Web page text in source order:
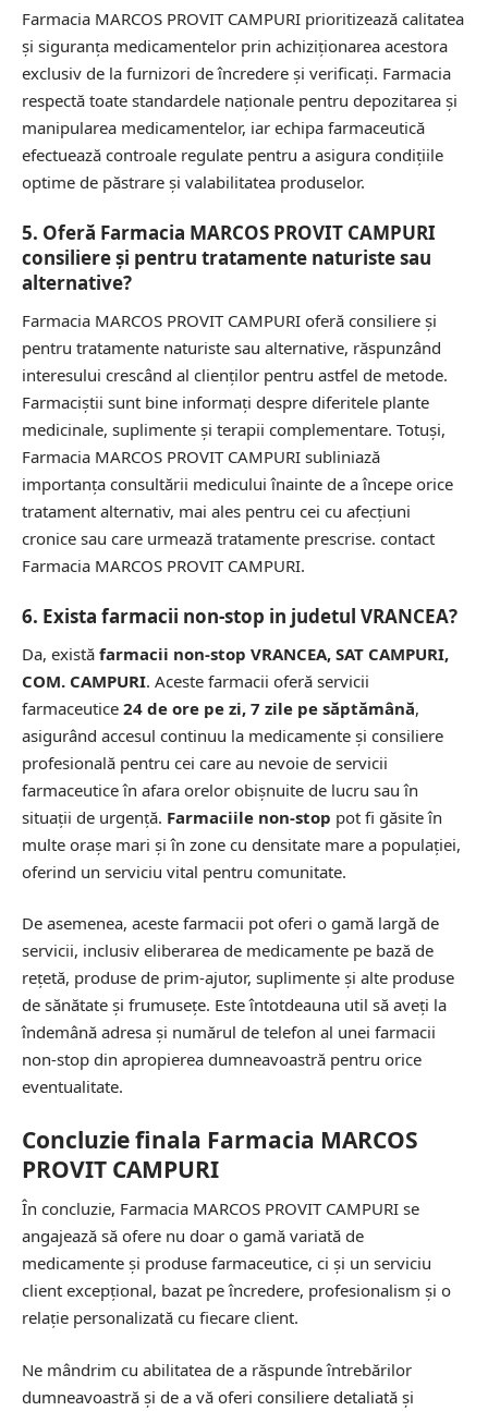
Farmacia MARCOS PROVIT CAMPURI prioritizează calitatea
și siguranța medicamentelor prin achiziționarea acestora
exclusiv de la furnizori de încredere și verificați. Farmacia
respectă toate standardele naționale pentru depozitarea și
manipularea medicamentelor, iar echipa farmaceutică
efectuează controale regulate pentru a asigura condițiile
optime de păstrare și valabilitatea produselor.
5. Oferă Farmacia MARCOS PROVIT CAMPURI
consiliere și pentru tratamente naturiste sau
alternative?
Farmacia MARCOS PROVIT CAMPURI oferă consiliere și
pentru tratamente naturiste sau alternative, răspunzând
interesului crescând al clienților pentru astfel de metode.
Farmaciștii sunt bine informați despre diferitele plante
medicinale, suplimente și terapii complementare. Totuși,
Farmacia MARCOS PROVIT CAMPURI subliniază
importanța consultării medicului înainte de a începe orice
tratament alternativ, mai ales pentru cei cu afecțiuni
cronice sau care urmează tratamente prescrise. contact
Farmacia MARCOS PROVIT CAMPURI.
6. Exista farmacii non-stop in judetul VRANCEA?
Da, există farmacii non-stop VRANCEA, SAT CAMPURI,
COM. CAMPURI. Aceste farmacii oferă servicii
farmaceutice 24 de ore pe zi, 7 zile pe săptămână,
asigurând accesul continuu la medicamente și consiliere
profesională pentru cei care au nevoie de servicii
farmaceutice în afara orelor obișnuite de lucru sau în
situații de urgență. Farmaciile non-stop pot fi găsite în
multe orașe mari și în zone cu densitate mare a populației,
oferind un serviciu vital pentru comunitate.
De asemenea, aceste farmacii pot oferi o gamă largă de
servicii, inclusiv eliberarea de medicamente pe bază de
rețetă, produse de prim-ajutor, suplimente și alte produse
de sănătate și frumusețe. Este întotdeauna util să aveți la
îndemână adresa și numărul de telefon al unei farmacii
non-stop din apropierea dumneavoastră pentru orice
eventualitate.
Concluzie finala Farmacia MARCOS
PROVIT CAMPURI
În concluzie, Farmacia MARCOS PROVIT CAMPURI se
angajează să ofere nu doar o gamă variată de
medicamente și produse farmaceutice, ci și un serviciu
client excepțional, bazat pe încredere, profesionalism și o
relație personalizată cu fiecare client.
Ne mândrim cu abilitatea de a răspunde întrebărilor
dumneavoastră și de a vă oferi consiliere detaliată și